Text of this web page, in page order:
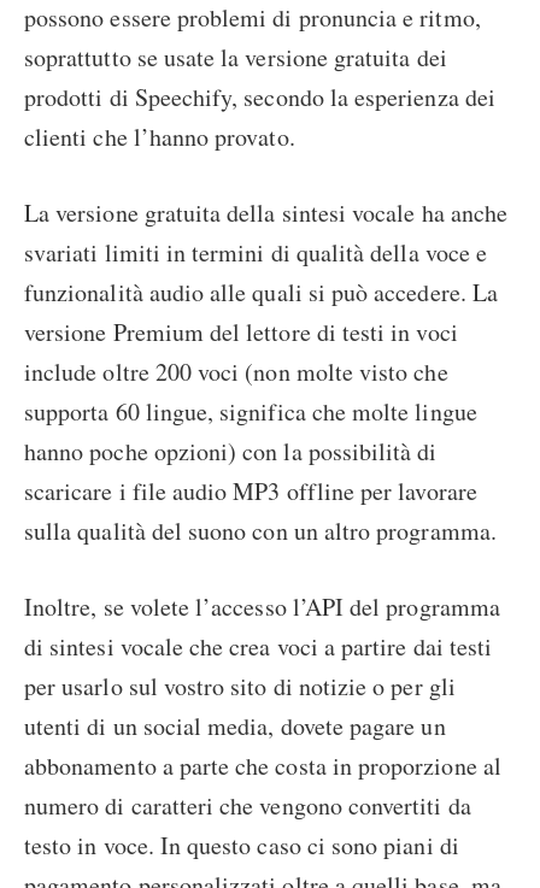
possono essere problemi di pronuncia e ritmo,
soprattutto se usate la versione gratuita dei
prodotti di Speechify, secondo la esperienza dei
clienti che l’hanno provato.
La versione gratuita della sintesi vocale ha anche
svariati limiti in termini di qualità della voce e
funzionalità audio alle quali si può accedere. La
versione Premium del lettore di testi in voci
include oltre 200 voci (non molte visto che
supporta 60 lingue, significa che molte lingue
hanno poche opzioni) con la possibilità di
scaricare i file audio MP3 offline per lavorare
sulla qualità del suono con un altro programma.
Inoltre, se volete l’accesso l’API del programma
di sintesi vocale che crea voci a partire dai testi
per usarlo sul vostro sito di notizie o per gli
utenti di un social media, dovete pagare un
abbonamento a parte che costa in proporzione al
numero di caratteri che vengono convertiti da
testo in voce. In questo caso ci sono piani di